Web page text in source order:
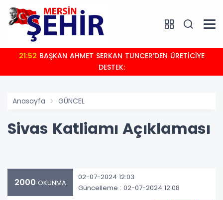
21:52
DESTEK:
Anasayfa GÜNCEL
Sivas Katliamı Açıklaması
2000 OKUNMA
02-07-2024 12:03
Güncelleme : 02-07-2024 12:08